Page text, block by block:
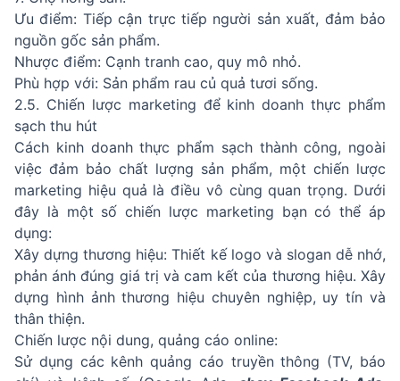
Ưu điểm: Tiếp cận trực tiếp người sản xuất, đảm bảo
nguồn gốc sản phẩm.
Nhược điểm: Cạnh tranh cao, quy mô nhỏ.
Phù hợp với: Sản phẩm rau củ quả tươi sống.
2.5. Chiến lược marketing để kinh doanh thực phẩm
sạch thu hút
Cách kinh doanh thực phẩm sạch thành công, ngoài
việc đảm bảo chất lượng sản phẩm, một chiến lược
marketing hiệu quả là điều vô cùng quan trọng. Dưới
đây là một số chiến lược marketing bạn có thể áp
dụng:
Xây dựng thương hiệu: Thiết kế logo và slogan dễ nhớ,
phản ánh đúng giá trị và cam kết của thương hiệu. Xây
dựng hình ảnh thương hiệu chuyên nghiệp, uy tín và
thân thiện.
Chiến lược nội dung, quảng cáo online:
Sử dụng các kênh quảng cáo truyền thông (TV, báo